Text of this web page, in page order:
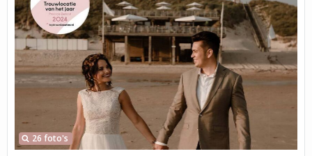
26 foto's